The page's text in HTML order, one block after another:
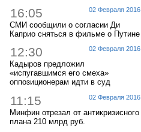
02 Февраля 2016
16:05
СМИ сообщили о согласии Ди
Каприо сняться в фильме о Путине
02 Февраля 2016
12:30
Кадыров предложил
«испугавшимся его смеха»
оппозиционерам идти в суд
02 Февраля 2016
11:15
Минфин отрезал от антикризисного
плана 210 млрд руб.